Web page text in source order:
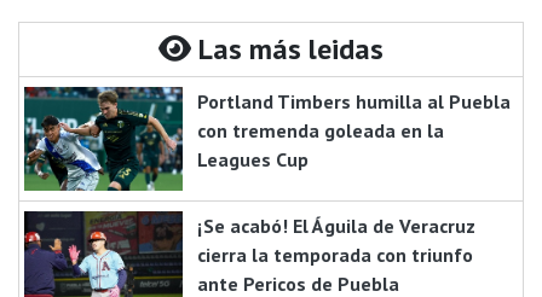
Las más leidas
Portland Timbers humilla al Puebla
con tremenda goleada en la
Leagues Cup
¡Se acabó! El Águila de Veracruz
cierra la temporada con triunfo
ante Pericos de Puebla